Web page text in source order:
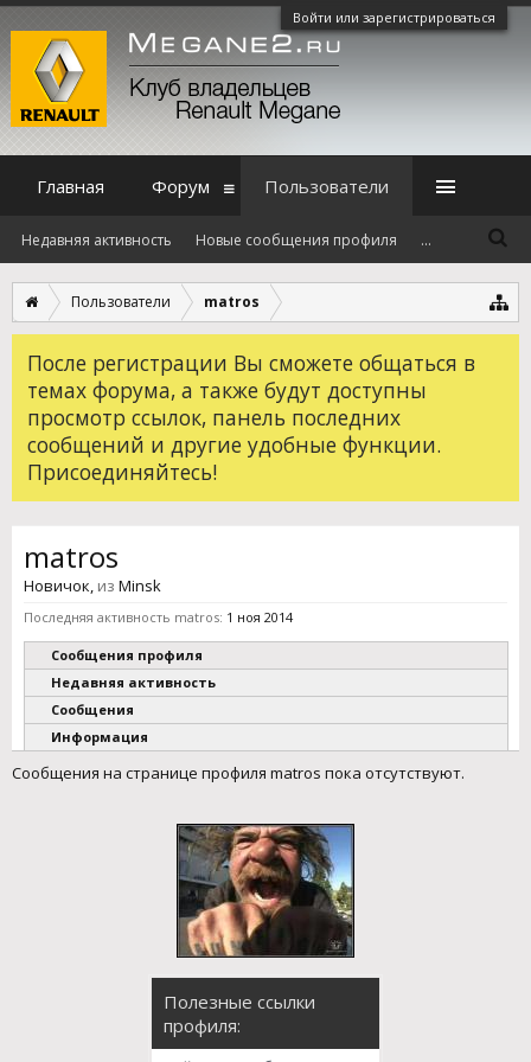
Войти или зарегистрироваться
Пользователи matros
После регистрации Вы сможете общаться в
темах форума, а также будут доступны
просмотр ссылок, панель последних
сообщений и другие удобные функции.
Присоединяйтесь!
Полезные ссылки
профиля:
matros
Новичок, из Minsk
Последняя активность matros: 1 ноя 2014
Сообщения профиля
Недавняя активность
Сообщения
Информация
Сообщения на странице профиля matros пока отсутствуют.
Главная Форум Пользователи
Недавняя активность Новые сообщения профиля ...